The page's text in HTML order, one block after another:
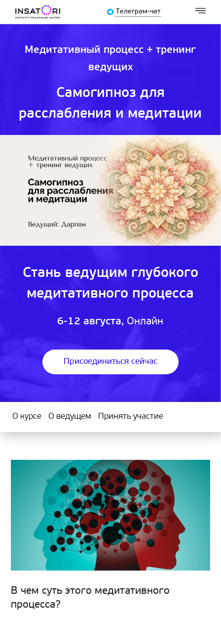
Телеграм-чат
Медитативный процесс + тренинг
ведущих
Самогипноз для
расслабления и медитации
Стань ведущим глубокого
медитативного процесса
6-12 августа, Онлайн
Присоединиться сейчас
О курсе О ведущем Принять участие
В чем суть этого медитативного
процесса?